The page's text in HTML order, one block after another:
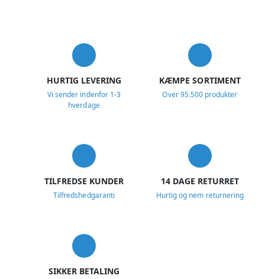
HURTIG LEVERING
Vi sender indenfor 1-3
hverdage
KÆMPE SORTIMENT
Over 95.500 produkter
TILFREDSE KUNDER
Tilfredshedgaranti
14 DAGE RETURRET
Hurtig og nem returnering
SIKKER BETALING